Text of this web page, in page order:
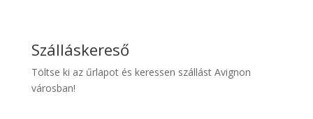
Szálláskereső
Töltse ki az űrlapot és keressen szállást Avignon
városban!